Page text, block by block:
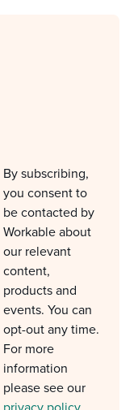
By subscribing,
you consent to
be contacted by
Workable about
our relevant
content,
products and
events. You can
opt-out any time.
For more
information
please see our